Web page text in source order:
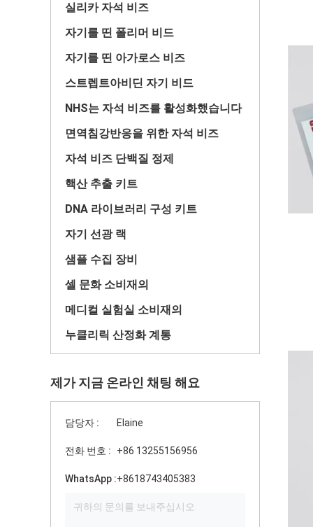
실리카 자석 비즈
자기를 띤 폴리머 비드
자기를 띤 아가로스 비즈
스트렙트아비딘 자기 비드
NHS는 자석 비즈를 활성화했습니다
면역침강반응을 위한 자석 비즈
자석 비즈 단백질 정제
핵산 추출 키트
DNA 라이브러리 구성 키트
자기 선광 랙
샘플 수집 장비
셀 문화 소비재의
메디컬 실험실 소비재의
누클리릭 산정화 계통
제가 지금 온라인 채팅 해요
담당자 : Elaine
전화 번호 : +86 13255156956
WhatsApp :+8618743405383